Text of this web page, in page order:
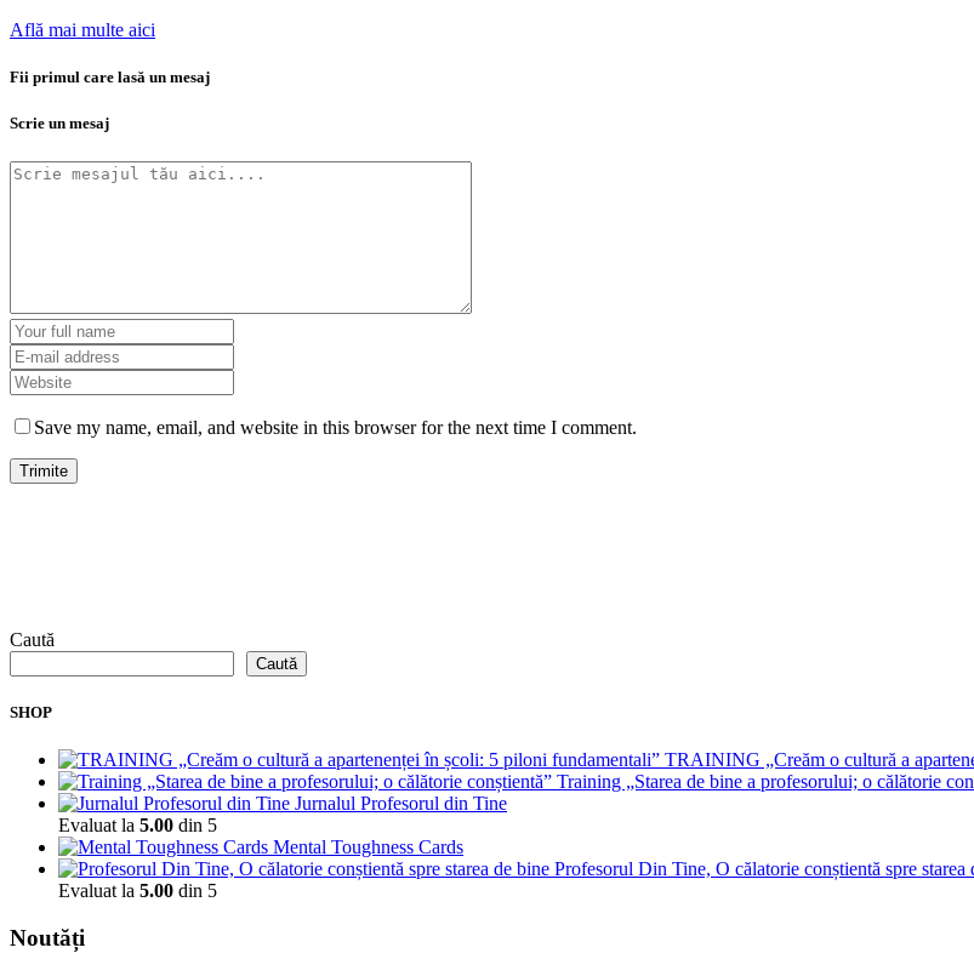
Află mai multe aici
Fii primul care lasă un mesaj
Scrie un mesaj
Save my name, email, and website in this browser for the next time I comment.
Caută
Caută
SHOP
TRAINING „Creăm o cultură a
Training „Starea de bine a profesorului; o călătorie
Jurnalul Profesorul din Tine
Evaluat la 5.00 din 5
Mental Toughness Cards
Profesorul Din Tine, O călatorie conștientă spre starea
Evaluat la 5.00 din 5
Noutăți